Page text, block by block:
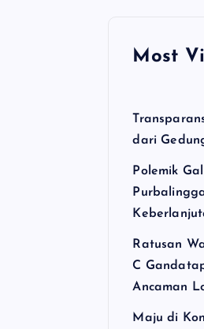
Most
dari
Polemik
Ratusan
C
Ancaman
Maju di